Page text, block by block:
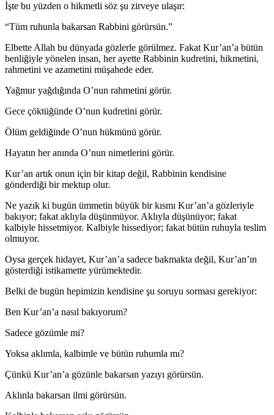
İşte bu yüzden o hikmetli söz şu zirveye ulaşır:
“Tüm ruhunla bakarsan Rabbini görürsün.”
Elbette Allah bu dünyada gözlerle görülmez. Fakat Kur’an’a bütün
benliğiyle yönelen insan, her ayette Rabbinin kudretini, hikmetini,
rahmetini ve azametini müşahede eder.
Yağmur yağdığında O’nun rahmetini görür.
Gece çöktüğünde O’nun kudretini görür.
Ölüm geldiğinde O’nun hükmünü görür.
Hayatın her anında O’nun nimetlerini görür.
Kur’an artık onun için bir kitap değil, Rabbinin kendisine
gönderdiği bir mektup olur.
Ne yazık ki bugün ümmetin büyük bir kısmı Kur’an’a gözleriyle
bakıyor; fakat aklıyla düşünmüyor. Aklıyla düşünüyor; fakat
kalbiyle hissetmiyor. Kalbiyle hissediyor; fakat bütün ruhuyla teslim
olmuyor.
Oysa gerçek hidayet, Kur’an’a sadece bakmakta değil, Kur’an’ın
gösterdiği istikamette yürümektedir.
Belki de bugün hepimizin kendisine şu soruyu sorması gerekiyor:
Ben Kur’an’a nasıl bakıyorum?
Sadece gözümle mi?
Yoksa aklımla, kalbimle ve bütün ruhumla mı?
Çünkü Kur’an’a gözünle bakarsan yazıyı görürsün.
Aklınla bakarsan ilmi görürsün.